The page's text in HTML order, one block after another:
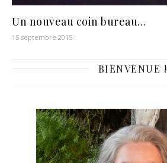
Un nouveau coin bureau…
15 septembre 2015
BIENVENUE !